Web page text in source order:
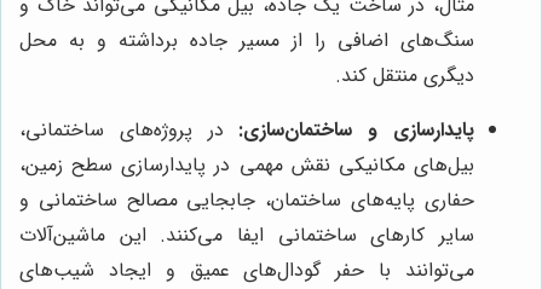
سنگ‌های اضافی را از مسیر جاده برداشته و به محل
دیگری منتقل کند.
پایدارسازی و ساختمان‌سازی: در پروژه‌های ساختمانی،
بیل‌های مکانیکی نقش مهمی در پایدارسازی سطح زمین،
حفاری پایه‌های ساختمان، جابجایی مصالح ساختمانی و
سایر کارهای ساختمانی ایفا می‌کنند. این ماشین‌آلات
می‌توانند با حفر گودال‌های عمیق و ایجاد شیب‌های